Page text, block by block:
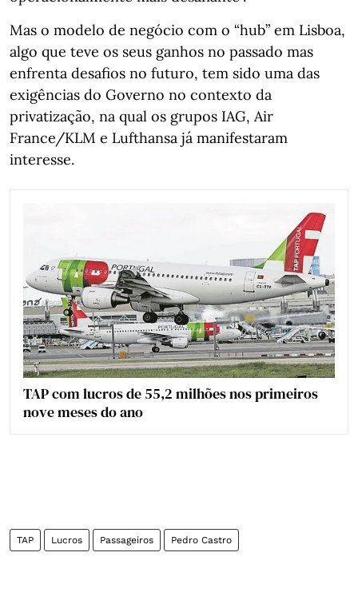
Mas o modelo de negócio com o “hub” em Lisboa,
algo que teve os seus ganhos no passado mas
enfrenta desafios no futuro, tem sido uma das
exigências do Governo no contexto da
privatização, na qual os grupos IAG, Air
France/KLM e Lufthansa já manifestaram
interesse.
TAP com lucros de 55,2 milhões nos primeiros
nove meses do ano
TAP Lucros Passageiros Pedro Castro